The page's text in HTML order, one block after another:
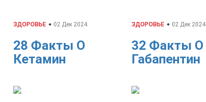
ЗДОРОВЬЕ 02 Дек 2024
28 Факты О
Кетамин
ЗДОРОВЬЕ 02 Дек 2024
32 Факты О
Габапентин